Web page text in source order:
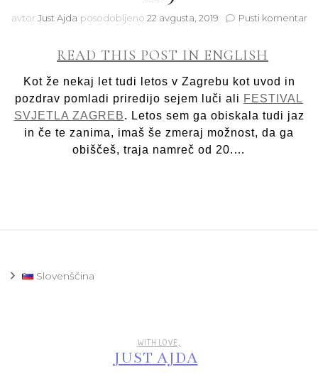
avtor Just Ajda posodobljeno 22 avgusta, 2019 Pusti komentarna
READ THIS POST IN ENGLISH
Kot že nekaj let tudi letos v Zagrebu kot uvod in
pozdrav pomladi priredijo sejem luči ali FESTIVAL
SVJETLA ZAGREB. Letos sem ga obiskala tudi jaz
in če te zanima, imaš še zmeraj možnost, da ga
obiščeš, traja namreč od 20.…
Slovenščina
WITH LOVE,
JUST AJDA